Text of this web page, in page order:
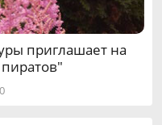
приглашает на